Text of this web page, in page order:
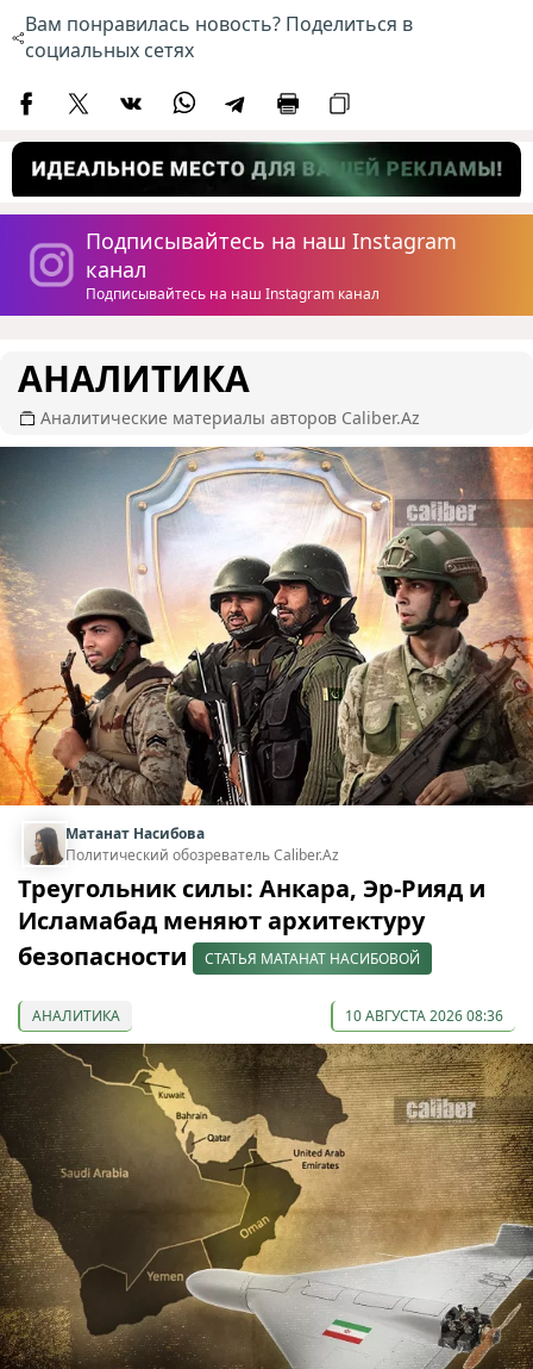
Вам понравилась новость? Поделиться в
социальных сетях
Подписывайтесь на наш Instagram
канал
Подписывайтесь на наш Instagram канал
АНАЛИТИКА
Аналитические материалы авторов Caliber.Az
Матанат Насибова
Политический обозреватель Caliber.Az
Треугольник силы: Анкара, Эр-Рияд и
Исламабад меняют архитектуру
безопасности
СТАТЬЯ МАТАНАТ НАСИБОВОЙ
АНАЛИТИКА 10 АВГУСТА 2026 08:36